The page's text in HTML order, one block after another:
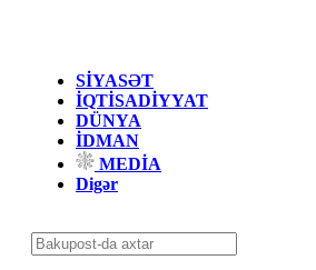
SİYASƏT
İQTİSADİYYAT
DÜNYA
İDMAN
MEDİA
Digər